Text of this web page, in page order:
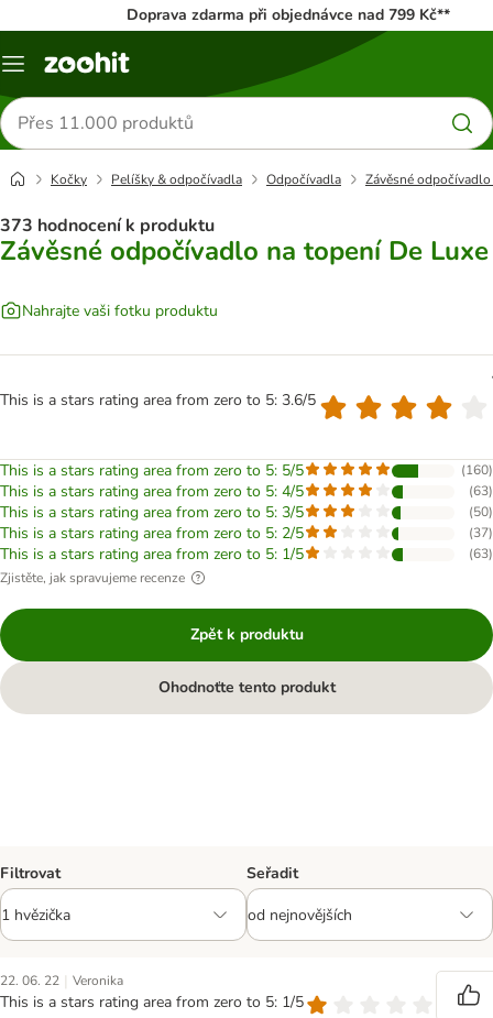
Doprava zdarma při objednávce nad 799 Kč**
Menu
Hledat
produkty
Kočky Pelíšky & odpočívadla Odpočívadla Závěsné
373 hodnocení k produktu
Závěsné odpočívadlo na topení De Luxe
Nahrajte vaši fotku produktu
This is a stars rating area from zero to 5: 3.6/5
This is a stars rating area from zero to 5: 5/5 (160)
This is a stars rating area from zero to 5: 4/5 (63)
This is a stars rating area from zero to 5: 3/5 (50)
This is a stars rating area from zero to 5: 2/5 (37)
This is a stars rating area from zero to 5: 1/5 (63)
Zjistěte, jak spravujeme recenze
Zpět k produktu
Ohodnoťte tento produkt
Filtrovat Seřadit
22. 06. 22 | Veronika
This is a stars rating area from zero to 5: 1/5